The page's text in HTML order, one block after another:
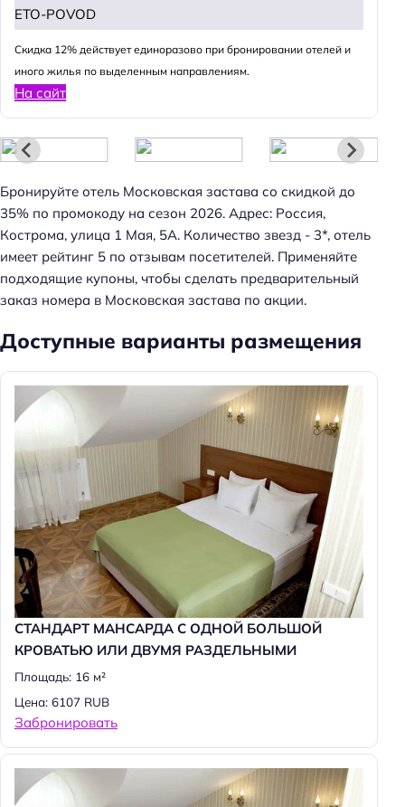
ETO-POVOD
Cкидка 12% действует единоразово при бронировании отелей и
иного жилья по выделенным направлениям.
На сайт
Бронируйте отель Московская застава со скидкой до
35% по промокоду на сезон 2026. Адрес: Россия,
Кострома, улица 1 Мая, 5А. Количество звезд - 3*, отель
имеет рейтинг 5 по отзывам посетителей. Применяйте
подходящие купоны, чтобы сделать предварительный
заказ номера в Московская застава по акции.
Доступные варианты размещения
СТАНДАРТ МАНСАРДА С ОДНОЙ БОЛЬШОЙ
КРОВАТЬЮ ИЛИ ДВУМЯ РАЗДЕЛЬНЫМИ
Площадь: 16 м²
Цена: 6107 RUB
Забронировать